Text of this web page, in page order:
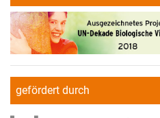
gefördert durch